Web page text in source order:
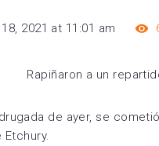
2021 at 11:01 am
de ayer, se
Etchury.